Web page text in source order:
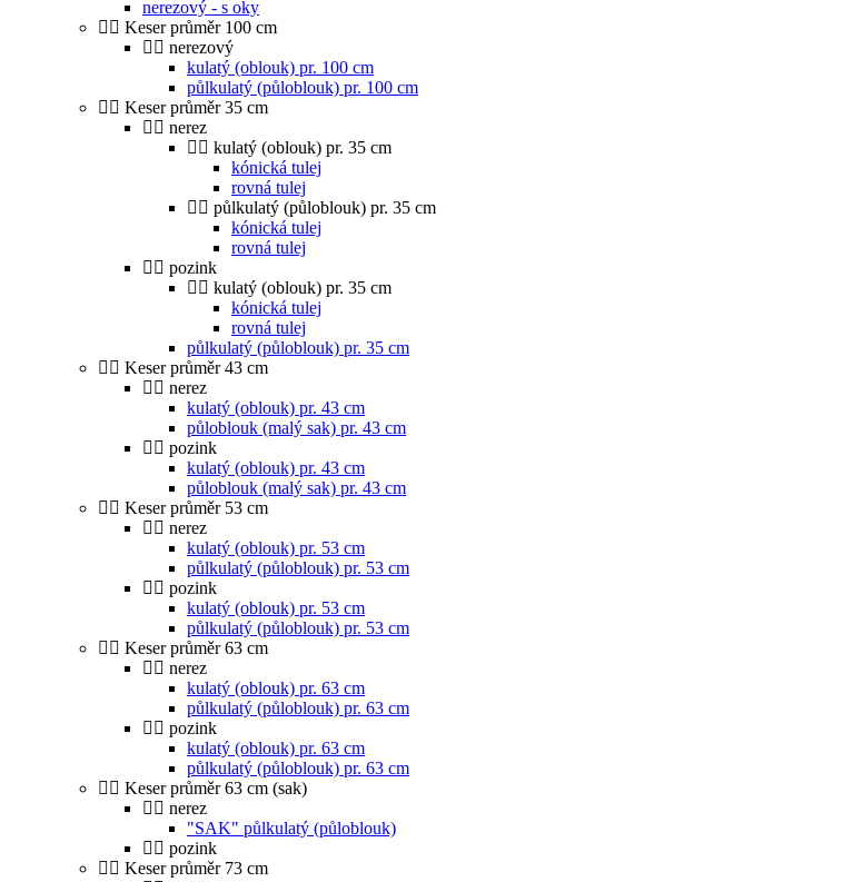
nerezový - s oky
Keser průměr 100 cm
nerezový
kulatý (oblouk) pr. 100 cm
půlkulatý (půloblouk) pr. 100 cm
Keser průměr 35 cm
nerez
kulatý (oblouk) pr. 35 cm
kónická tulej
rovná tulej
půlkulatý (půloblouk) pr. 35 cm
kónická tulej
rovná tulej
pozink
kulatý (oblouk) pr. 35 cm
kónická tulej
rovná tulej
půlkulatý (půloblouk) pr. 35 cm
Keser průměr 43 cm
nerez
kulatý (oblouk) pr. 43 cm
půloblouk (malý sak) pr. 43 cm
pozink
kulatý (oblouk) pr. 43 cm
půloblouk (malý sak) pr. 43 cm
Keser průměr 53 cm
nerez
kulatý (oblouk) pr. 53 cm
půlkulatý (půloblouk) pr. 53 cm
pozink
kulatý (oblouk) pr. 53 cm
půlkulatý (půloblouk) pr. 53 cm
Keser průměr 63 cm
nerez
kulatý (oblouk) pr. 63 cm
půlkulatý (půloblouk) pr. 63 cm
pozink
kulatý (oblouk) pr. 63 cm
půlkulatý (půloblouk) pr. 63 cm
Keser průměr 63 cm (sak)
nerez
"SAK" půlkulatý (půloblouk)
pozink
Keser průměr 73 cm